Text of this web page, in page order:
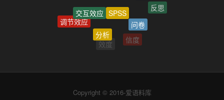
反思
调节效应
交互效应 SPSS
问卷
信度
效度
分析
Copyright © 2016-爱语料库